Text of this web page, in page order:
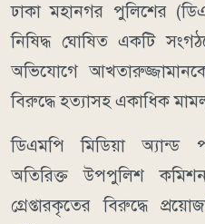
ঢাকা মহানগর পুলিশের
নিষিদ্ধ ঘোষিত একটি
অভিযোগে
বিরুদ্ধে হত্যাসহ একাধিক
ডিএমপি মিডিয়া অ্যান্ড
অতিরিক্ত উপপুলিশ
গ্রেপ্তারকৃতের বিরুদ্ধে